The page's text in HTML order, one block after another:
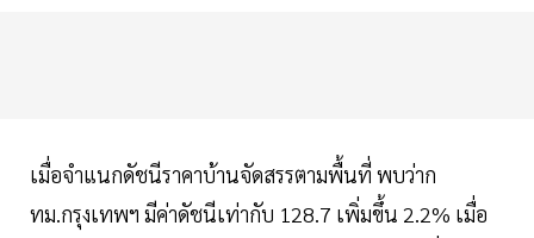
เมื่อจำแนกดัชนีราคาบ้านจัดสรรตามพื้นที่ พบว่าก
ทม.กรุงเทพฯ มีค่าดัชนีเท่ากับ 128.7 เพิ่มขึ้น 2.2% เมื่อ